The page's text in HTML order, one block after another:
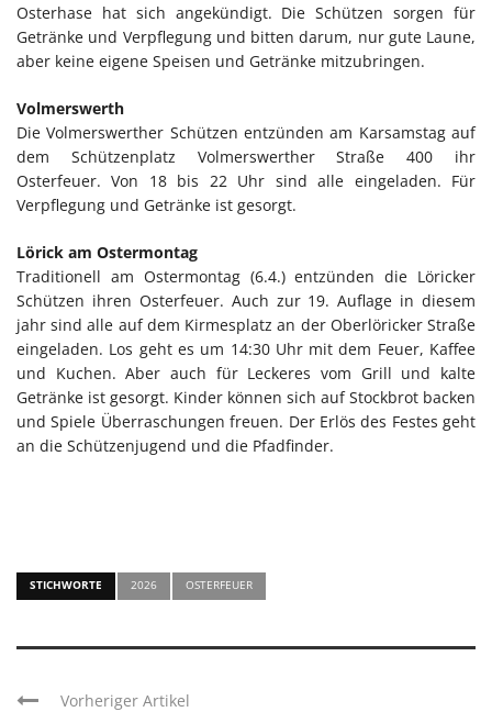
Osterhase hat sich angekündigt. Die Schützen sorgen für
Getränke und Verpflegung und bitten darum, nur gute Laune,
aber keine eigene Speisen und Getränke mitzubringen.
Volmerswerth
Die Volmerswerther Schützen entzünden am Karsamstag auf
dem Schützenplatz Volmerswerther Straße 400 ihr
Osterfeuer. Von 18 bis 22 Uhr sind alle eingeladen. Für
Verpflegung und Getränke ist gesorgt.
Lörick am Ostermontag
Traditionell am Ostermontag (6.4.) entzünden die Löricker
Schützen ihren Osterfeuer. Auch zur 19. Auflage in diesem
jahr sind alle auf dem Kirmesplatz an der Oberlöricker Straße
eingeladen. Los geht es um 14:30 Uhr mit dem Feuer, Kaffee
und Kuchen. Aber auch für Leckeres vom Grill und kalte
Getränke ist gesorgt. Kinder können sich auf Stockbrot backen
und Spiele Überraschungen freuen. Der Erlös des Festes geht
an die Schützenjugend und die Pfadfinder.
STICHWORTE 2026 OSTERFEUER
Vorheriger Artikel